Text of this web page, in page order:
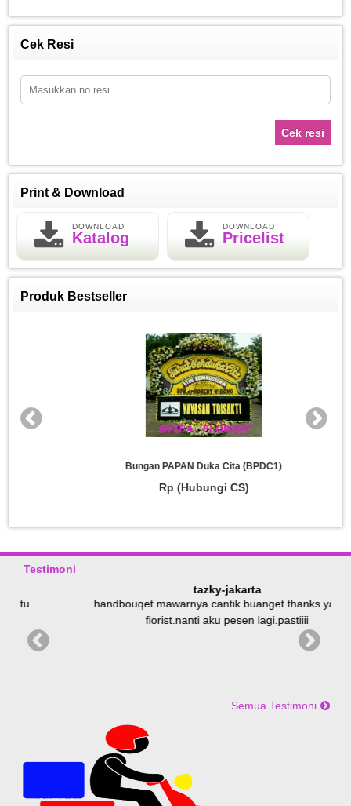
Cek Resi
Cek resi
Print & Download
DOWNLOAD
Katalog
DOWNLOAD
Pricelist
Produk Bestseller
Bungan PAPAN Duka Cita (BPDC1)
Rp (Hubungi CS)
Testimoni
tazky-jakarta
handbouqet mawarnya cantik buanget.thanks ya syifa
florist.nanti aku pesen lagi.pastiiii
Semua Testimoni